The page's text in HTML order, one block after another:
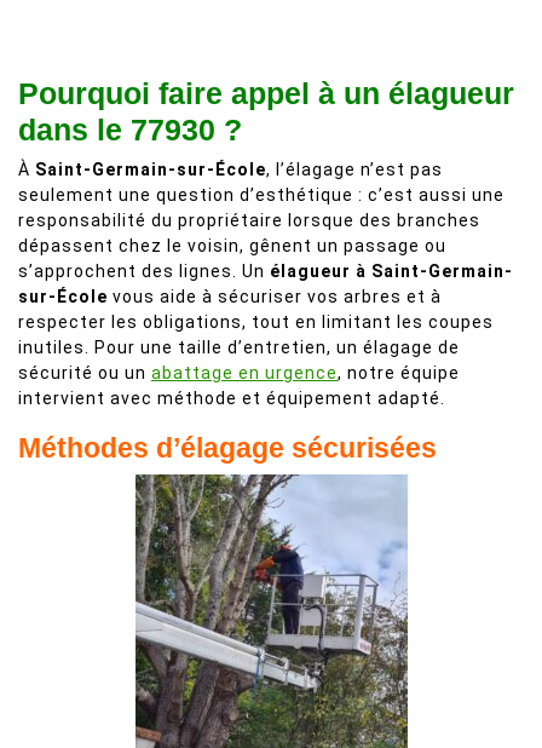
Pourquoi faire appel à un élagueur
dans le 77930 ?
À Saint-Germain-sur-École, l’élagage n’est pas
seulement une question d’esthétique : c’est aussi une
responsabilité du propriétaire lorsque des branches
dépassent chez le voisin, gênent un passage ou
s’approchent des lignes. Un élagueur à Saint-Germain-
sur-École vous aide à sécuriser vos arbres et à
respecter les obligations, tout en limitant les coupes
inutiles. Pour une taille d’entretien, un élagage de
sécurité ou un abattage en urgence, notre équipe
intervient avec méthode et équipement adapté.
Méthodes d’élagage sécurisées